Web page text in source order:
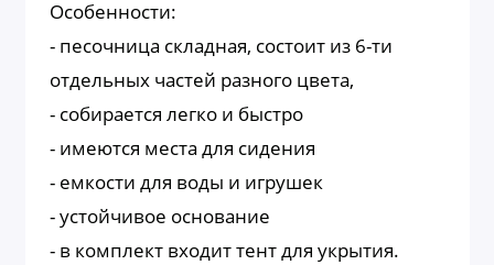
Особенности:
- песочница складная, состоит из 6-ти
отдельных частей разного цвета,
- собирается легко и быстро
- имеются места для сидения
- емкости для воды и игрушек
- устойчивое основание
- в комплект входит тент для укрытия.